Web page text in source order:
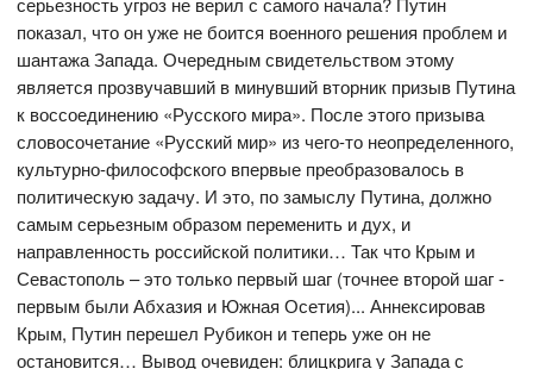
показал, что он уже не боится военного решения проблем и
шантажа Запада. Очередным свидетельством этому
является прозвучавший в минувший вторник призыв Путина
к воссоединению «Русского мира». После этого призыва
словосочетание «Русский мир» из чего-то неопределенного,
культурно-философского впервые преобразовалось в
политическую задачу. И это, по замыслу Путина, должно
самым серьезным образом переменить и дух, и
направленность российской политики… Так что Крым и
Севастополь – это только первый шаг (точнее второй шаг -
первым были Абхазия и Южная Осетия)... Аннексировав
Крым, Путин перешел Рубикон и теперь уже он не
остановится… Вывод очевиден: блицкрига у Запада с